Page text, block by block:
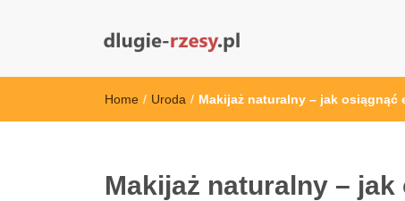
Home / Uroda / Makijaż naturalny – jak osiągnąć
Makijaż naturalny –